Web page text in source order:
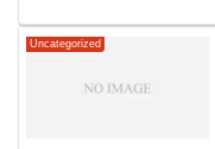
Uncategorized